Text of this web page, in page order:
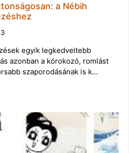
a Nébih
egyik legkedveltebb
azonban a kórokozó, romlást
szaporodásának is k…